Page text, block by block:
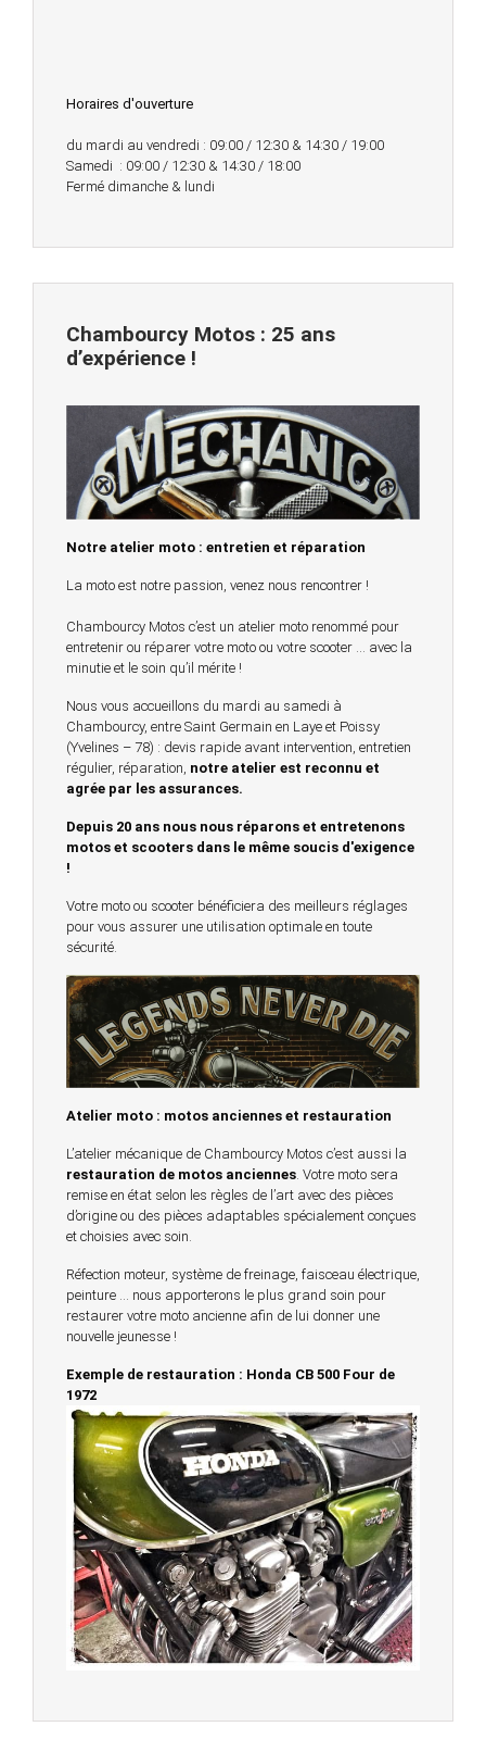
Horaires d'ouverture
du mardi au vendredi : 09:00 / 12:30 & 14:30 / 19:00
Samedi : 09:00 / 12:30 & 14:30 / 18:00
Fermé dimanche & lundi
Chambourcy Motos : 25 ans
d’expérience !
Notre atelier moto : entretien et réparation
La moto est notre passion, venez nous rencontrer !
Chambourcy Motos c’est un atelier moto renommé pour
entretenir ou réparer votre moto ou votre scooter … avec la
minutie et le soin qu’il mérite !
Nous vous accueillons du mardi au samedi à
Chambourcy, entre Saint Germain en Laye et Poissy
(Yvelines – 78) : devis rapide avant intervention, entretien
régulier, réparation, notre atelier est reconnu et
agrée par les assurances.
Depuis 20 ans nous nous réparons et entretenons
motos et scooters dans le même soucis d'exigence
!
Votre moto ou scooter bénéficiera des meilleurs réglages
pour vous assurer une utilisation optimale en toute
sécurité.
Atelier moto : motos anciennes et restauration
L’atelier mécanique de Chambourcy Motos c’est aussi la
restauration de motos anciennes . Votre moto sera
remise en état selon les règles de l’art avec des pièces
d’origine ou des pièces adaptables spécialement conçues
et choisies avec soin.
Réfection moteur, système de freinage, faisceau électrique,
peinture … nous apporterons le plus grand soin pour
restaurer votre moto ancienne afin de lui donner une
nouvelle jeunesse !
Exemple de restauration : Honda CB 500 Four de
1972
© 2023 -Chambourcy Motos 78 - 7bis chemin de la
Forêt - 78240 - Chambourcy -
Garage Motos et Scooters depuis 20 ans à votre
service entre Saint Germain en Laye et Poissy
Achat de motos et scooters - Dépôt vente - Réparation
- Concessionnaire Voge - Concessionnaire
Multimarques
agence conseil en communication digitale